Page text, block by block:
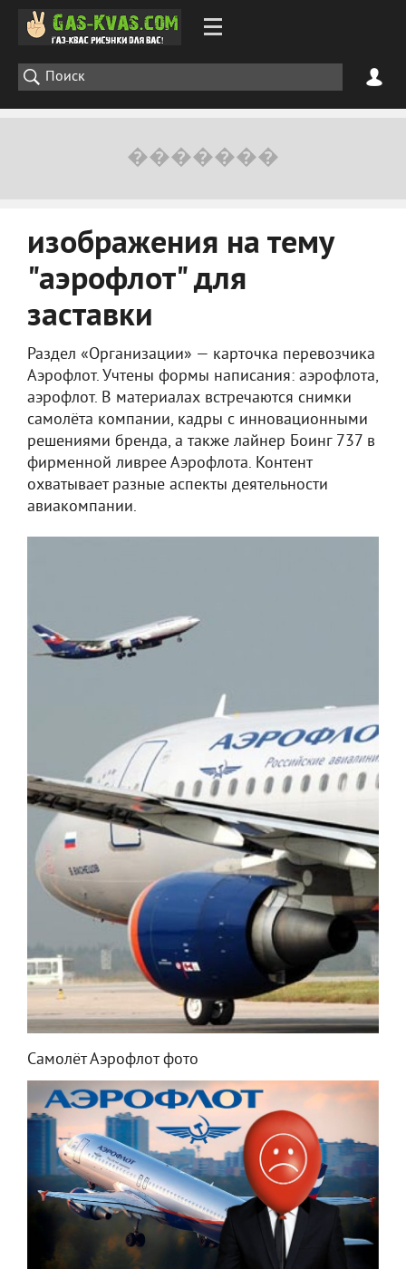
изображения на тему
"аэрофлот" для
заставки
Раздел «Организации» — карточка перевозчика
Аэрофлот. Учтены формы написания: аэрофлота,
аэрофлот. В материалах встречаются снимки
самолёта компании, кадры с инновационными
решениями бренда, а также лайнер Боинг 737 в
фирменной ливрее Аэрофлота. Контент
охватывает разные аспекты деятельности
авиакомпании.
Самолёт Аэрофлот фото